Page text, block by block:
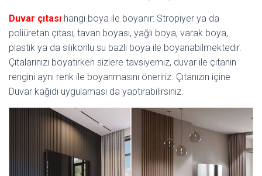
Duvar çıtası hangi boya ile boyanır: Stropiyer ya da
poliüretan çıtası, tavan boyası, yağlı boya, varak boya,
plastik ya da silikonlu su bazlı boya ile boyanabilmektedir.
Çıtalarınızı boyatırken sizlere tavsiyemiz, duvar ile çıtanın
rengini aynı renk ile boyanmasını öneririz. Çıtanızın içine
Duvar kağıdı uygulaması da yaptırabilirsiniz.